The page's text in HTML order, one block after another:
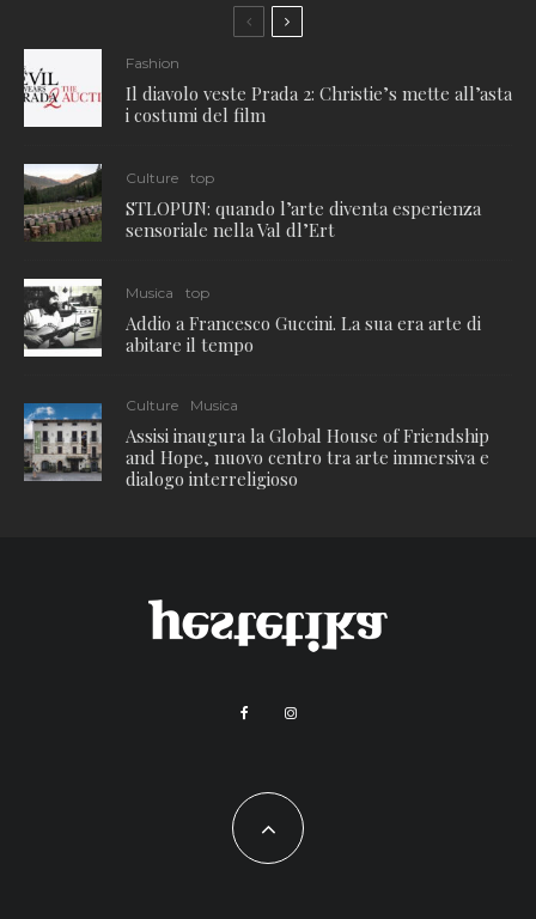
Fashion
Il diavolo veste Prada 2: Christie’s mette all’asta
i costumi del film
Culture top
STLOPUN: quando l’arte diventa esperienza
sensoriale nella Val dl’Ert
Musica top
Addio a Francesco Guccini. La sua era arte di
abitare il tempo
Culture Musica
Assisi inaugura la Global House of Friendship
and Hope, nuovo centro tra arte immersiva e
dialogo interreligioso